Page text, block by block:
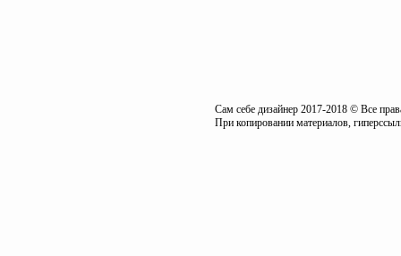
Сам себе дизайнер 2017-2018 © Все
При копировании материалов,